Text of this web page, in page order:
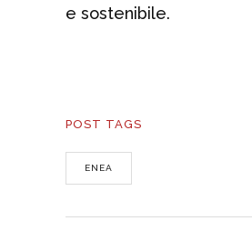
e sostenibile.
POST TAGS
ENEA